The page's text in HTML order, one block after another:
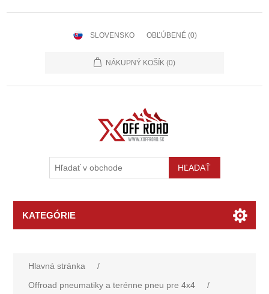
SLOVENSKO OBĽÚBENÉ (0)
NÁKUPNÝ KOŠÍK (0)
KATEGÓRIE
Hlavná stránka
/
Offroad pneumatiky a terénne pneu pre 4x4
/